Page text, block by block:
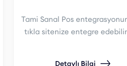
Tami Sanal Pos
tıkla sitenize entegre
Detaylı Bilgi